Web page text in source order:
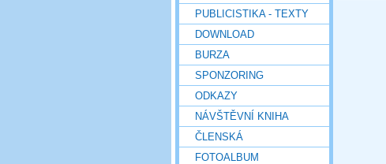
PUBLICISTIKA - TEXTY
DOWNLOAD
BURZA
SPONZORING
ODKAZY
NÁVŠTĚVNÍ KNIHA
ČLENSKÁ
FOTOALBUM